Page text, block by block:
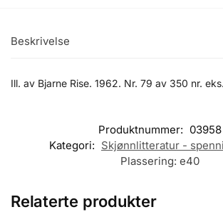
Beskrivelse
Ill. av Bjarne Rise. 1962. Nr. 79 av 350 nr.
Produktnummer: 03958
Kategori: Skjønnlitteratur -
Plassering: e40
Relaterte produkter